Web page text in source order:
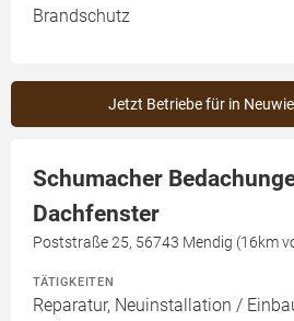
Brandschutz
Jetzt Betriebe für in
Schumacher
Dachfenster
Poststraße 25, 56743 Mendig (16km
TÄTIGKEITEN
Reparatur, Neuinstallation /